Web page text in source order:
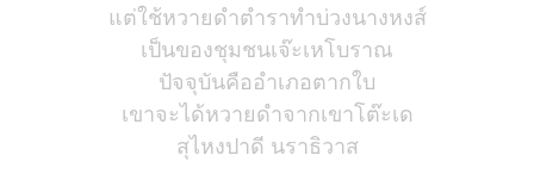
แต่ใช้หวายดำตำราทำบ่วงนางหงส์
เป็นของชุมชนเจ๊ะเหโบราณ
ปัจจุบันคืออำเภอตากใบ
เขาจะได้หวายดำจากเขาโต๊ะเด
สุไหงปาดี นราธิวาส